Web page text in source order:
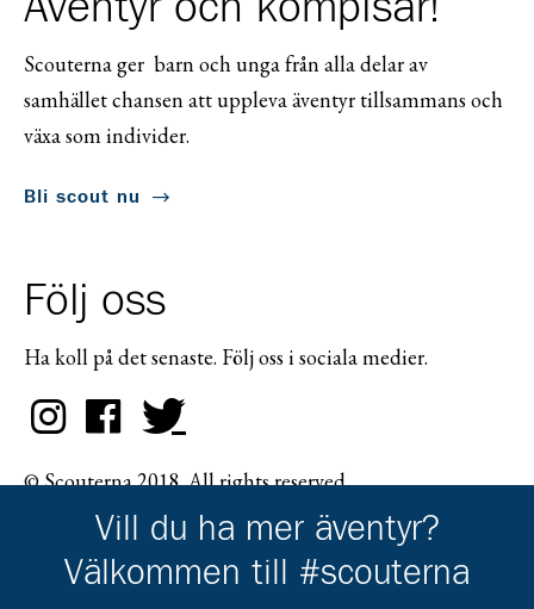
Scouterna ger barn och unga från alla delar av
samhället chansen att uppleva äventyr tillsammans och
växa som individer.
Bli scout nu
Följ oss
Ha koll på det senaste. Följ oss i sociala medier.
© Scouterna 2018. All rights reserved.
Vill du ha mer äventyr?
Välkommen till #scouterna